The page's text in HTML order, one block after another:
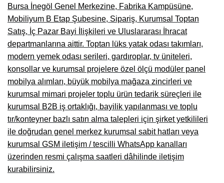
Bursa İnegöl Genel Merkezine, Fabrika Kampüsüne,
Mobiliyum B Etap Şubesine, Sipariş, Kurumsal Toptan
Satış, İç Pazar Bayi İlişkileri ve Uluslararası İhracat
departmanlarına aittir. Toptan lüks yatak odası takımları,
modern yemek odası serileri, gardıroplar, tv üniteleri,
konsollar ve kurumsal projelere özel ölçü modüler panel
mobilya alımları, büyük mobilya mağaza zincirleri ve
kurumsal mimari projeler toplu ürün tedarik süreçleri ile
kurumsal B2B iş ortaklığı, bayilik yapılanması ve toplu
tır/konteyner bazlı satın alma talepleri için şirket yetkilileri
ile doğrudan genel merkez kurumsal sabit hatları veya
kurumsal GSM iletişim / tescilli WhatsApp kanalları
üzerinden resmi çalışma saatleri dâhilinde iletişim
kurabilirsiniz.